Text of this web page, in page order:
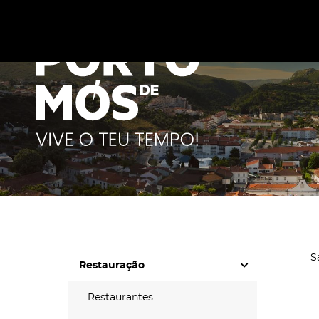
Restauração
Restaurantes